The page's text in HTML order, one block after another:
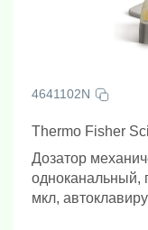
4641102N
Thermo Fisher
Дозатор
одноканальный,
мкл,